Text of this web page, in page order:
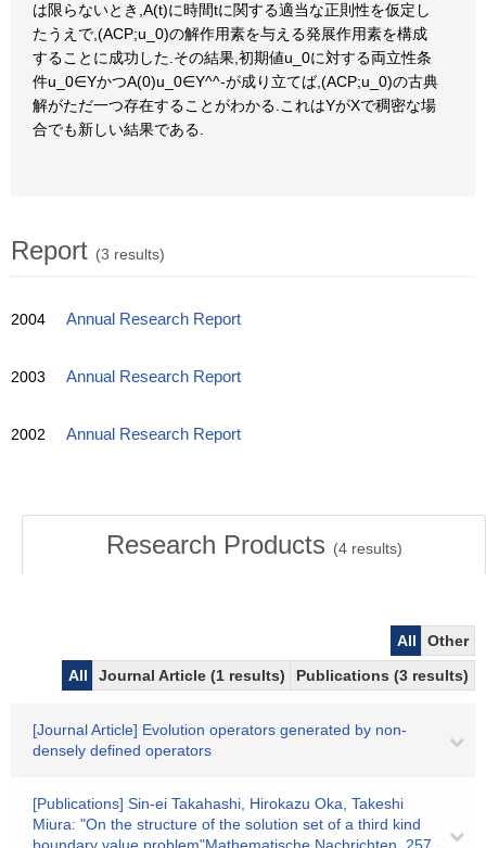
は限らないとき,A(t)に時間tに関する適当な正則性を仮定し
たうえで,(ACP;u_0)の解作用素を与える発展作用素を構成
することに成功した.その結果,初期値u_0に対する両立性条
件u_0∈YかつA(0)u_0∈Y^^-が成り立てば,(ACP;u_0)の古典
解がただ一つ存在することがわかる.これはYがXで稠密な場
合でも新しい結果である.
Report (3 results)
2004 Annual Research Report
2003 Annual Research Report
2002 Annual Research Report
Research Products (4results)
All
Other
All
Journal Article (1 results) Publications (3 results)
[Journal Article] Evolution operators generated by non-
densely defined operators
[Publications] Sin-ei Takahashi, Hirokazu Oka, Takeshi
Miura: "On the structure of the solution set of a third kind